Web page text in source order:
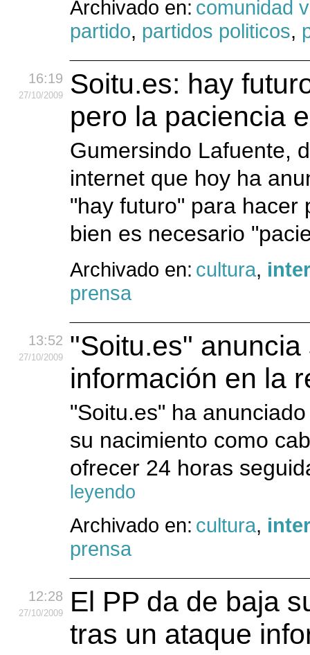
Archivado en: comunidad
partido, partidos politicos,
16:19
27/10/2009
Soitu.es: hay
pero la paciencia
Gumersindo Lafuente,
internet que hoy ha
"hay futuro" para hacer
bien es necesario
Archivado en: cultura,
prensa
13:52
27/10/2009
"Soitu.es"
información en la
"Soitu.es" ha
su nacimiento como
ofrecer 24 horas
leyendo
Archivado en: cultura,
prensa
12:28
27/10/2009
El PP da de baja
tras un ataque